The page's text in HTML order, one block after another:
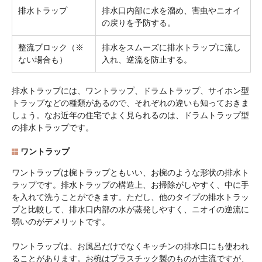
排水トラップ
排水口内部に水を溜め、害虫やニオイ
の戻りを予防する。
整流ブロック（※
ない場合も）
排水をスムーズに排水トラップに流し
入れ、逆流を防止する。
排水トラップには、ワントラップ、ドラムトラップ、サイホン型
トラップなどの種類があるので、それぞれの違いも知っておきま
しょう。なお近年の住宅でよく見られるのは、ドラムトラップ型
の排水トラップです。
ワントラップ
ワントラップは椀トラップともいい、お椀のような形状の排水ト
ラップです。排水トラップの構造上、お掃除がしやすく、中に手
を入れて洗うことができます。ただし、他のタイプの排水トラッ
プと比較して、排水口内部の水が蒸発しやすく、ニオイの逆流に
弱いのがデメリットです。
ワントラップは、お風呂だけでなくキッチンの排水口にも使われ
ることがあります。お椀はプラスチック製のものが主流ですが、